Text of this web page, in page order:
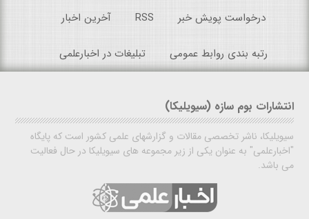
درخواست پویش خبر RSS آخرین اخبار
رتبه بندی روابط عمومی تبلیغات در اخبارعلمی
انتشارات بوم سازه (سیویلیکا)
سیویلیکا، ناشر تخصصی مقالات و گزارشهای علمی کشور است که پایگاه
"اخبارعلمی" به عنوان یکی از زیر مجموعه های سیویلیکا در حال فعالیت
می باشد.